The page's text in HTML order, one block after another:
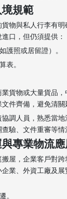
規範
物與私人行李有
口，但仍須提供：
護照或居留證）。
表。
貨物或大量貨品
件齊備，避免清關
調人員，熟悉當
驗、文件重審等情
專業物流應
屋，企業客戶對跨
業、外資工廠及
。